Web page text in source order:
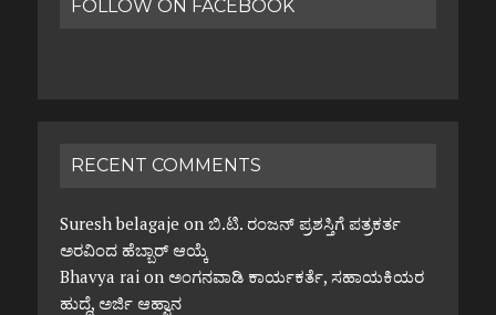
FOLLOW ON FACEBOOK
RECENT COMMENTS
Suresh belagaje on ಬಿ.ಟಿ. ರಂಜನ್ ಪ್ರಶಸ್ತಿಗೆ ಪತ್ರಕರ್ತ
ಅರವಿಂದ ಹೆಬ್ಬಾರ್ ಆಯ್ಕೆ
Bhavya raion ಅಂಗನವಾಡಿ ಕಾರ್ಯಕರ್ತೆ, ಸಹಾಯಕಿಯರ
ಹುದ್ದೆ, ಅರ್ಜಿ ಆಹ್ವಾನ